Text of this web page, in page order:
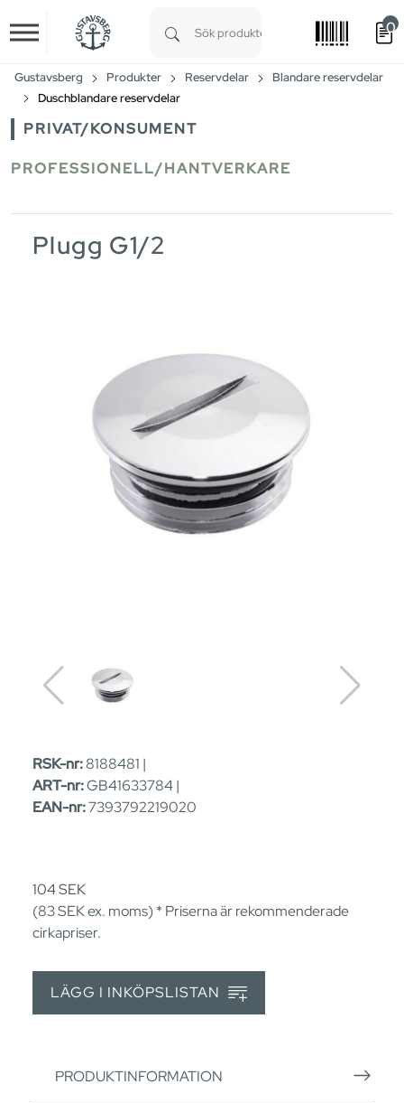
Skip to main content
0
Gustavsberg Produkter Reservdelar
Blandare reservdelar
Duschblandare reservdelar
PRIVAT/KONSUMENT
PROFESSIONELL/HANTVERKARE
Plugg G1/2
RSK-nr:8188481 |
ART-nr:GB41633784 |
EAN-nr:7393792219020
104SEK
(83SEKex. moms) * Priserna är rekommenderade
cirkapriser.
LÄGG I INKÖPSLISTAN
PRODUKTINFORMATION